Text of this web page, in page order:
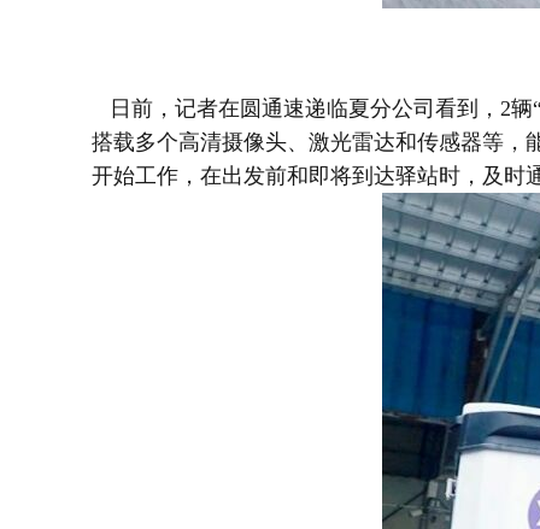
日前，记者在圆通速递临夏分公司看到，2
搭载多个高清摄像头、激光雷达和传感器等，
开始工作，在出发前和即将到达驿站时，及时